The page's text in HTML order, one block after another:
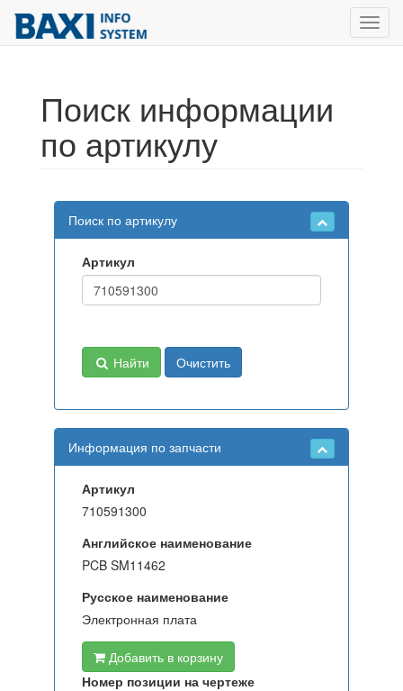
Поиск информации
по артикулу
Поиск по артикулу
Артикул
Найти Очистить
Информация по запчасти
Артикул
710591300
Английское наименование
PCB SM11462
Русское наименование
Электронная плата
Добавить в корзину
Номер позиции на чертеже